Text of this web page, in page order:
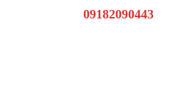
09182090443